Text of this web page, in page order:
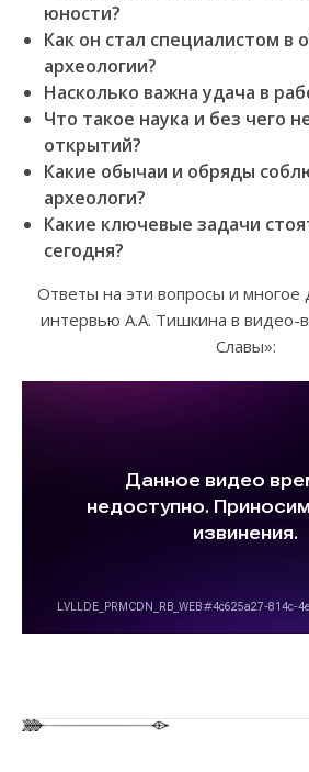
юности?
Как он стал специалистом в
археологии?
Насколько важна удача в
Что такое наука и без чего
открытий?
Какие обычаи и обряды
археологи?
Какие ключевые задачи
сегодня?
Ответы на эти вопросы и многое
интервью А.А. Тишкина в видео-
Славы»: